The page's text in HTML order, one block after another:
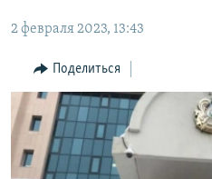
главной
навигации
Вернутся
поиску
ТАДЖИКИСТАН
ҚАЗАҚША
КЫРГЫЗЧА
ЎЗБЕКЧА
ТОҶИКӢ
TÜRKMENÇE
Все сайты РСЕ/РС
2 февраля 2023, 13:43
Поделиться